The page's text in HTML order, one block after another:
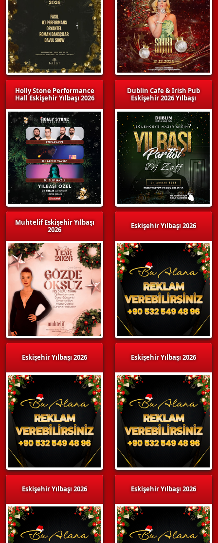
Holly Stone Performance
Hall Eskişehir Yılbaşı 2026
Muhtelif Eskişehir Yılbaşı
2026
Eskişehir Yılbaşı 2026
Eskişehir Yılbaşı 2026
Dublin Cafe & Irish Pub
Eskişehir 2026 Yılbaşı
Eskişehir Yılbaşı 2026
Eskişehir Yılbaşı 2026
Eskişehir Yılbaşı 2026